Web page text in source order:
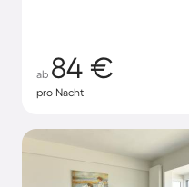
ab 84 €
pro Nacht